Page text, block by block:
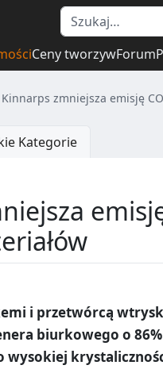
Ceny tworzywForum
Kinnarps zmniejsza emisję
Kategorie
i przetwórcą
biurkowego o
wysokiej